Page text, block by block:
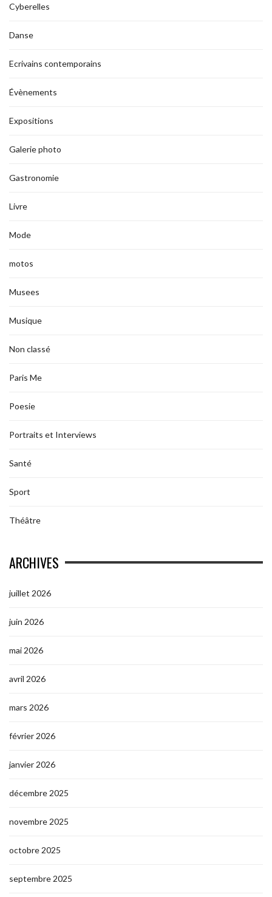
Cyberelles
Danse
Ecrivains contemporains
Évènements
Expositions
Galerie photo
Gastronomie
Livre
Mode
motos
Musees
Musique
Non classé
Paris Me
Poesie
Portraits et Interviews
Santé
Sport
Théâtre
ARCHIVES
juillet 2026
juin 2026
mai 2026
avril 2026
mars 2026
février 2026
janvier 2026
décembre 2025
novembre 2025
octobre 2025
septembre 2025